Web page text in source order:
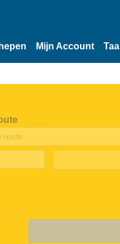
Mijn Account Taal